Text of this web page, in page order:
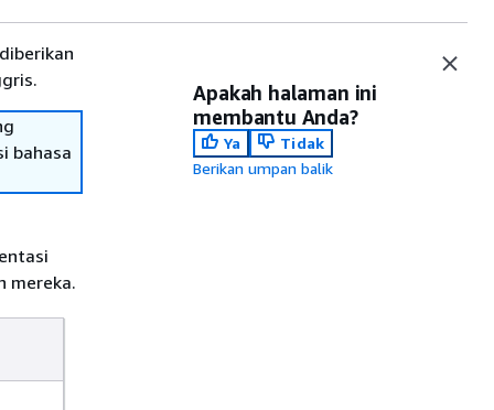
bahasa
mereka.
Apakah halaman ini
membantu Anda?
Ya
Tidak
Berikan umpan balik